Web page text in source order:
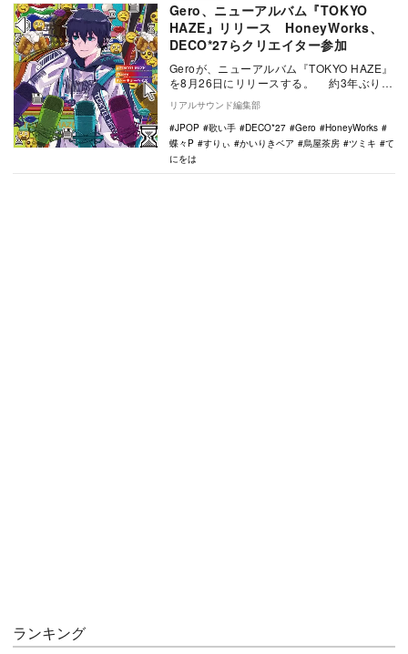
Gero、ニューアルバム『TOKYO
HAZE』リリース HoneyWorks、
DECO*27らクリエイター参加
Geroが、ニューアルバム『TOKYO HAZE』
を8月26日にリリースする。 約3年ぶりと
なるオリジナルアルバム『TOKY…
リアルサウンド編集部
JPOP
歌い手 DECO*27 Gero
HoneyWorks
蝶々P
すりぃ かいりきベア 烏屋茶房 ツミキ
て
にをは
ランキング